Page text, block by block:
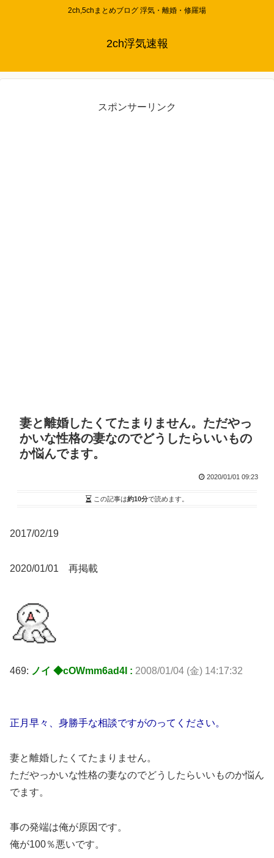
2ch,5chまとめブログ 浮気・離婚・修羅場
2ch浮気速報
スポンサーリンク
妻と離婚したくてたまりません。ただやっ
かいな性格の妻なのでどうしたらいいもの
か悩んでます。
2020/01/01 09:23
この記事は約10分で読めます。
2017/02/19
2020/01/01 再掲載
469: ノイ ◆cOWmm6ad4I : 2008/01/04 (金) 14:17:32
正月早々、身勝手な相談ですがのってください。
妻と離婚したくてたまりません。
ただやっかいな性格の妻なのでどうしたらいいものか悩ん
でます。
事の発端は俺が原因です。
俺が100％悪いです。